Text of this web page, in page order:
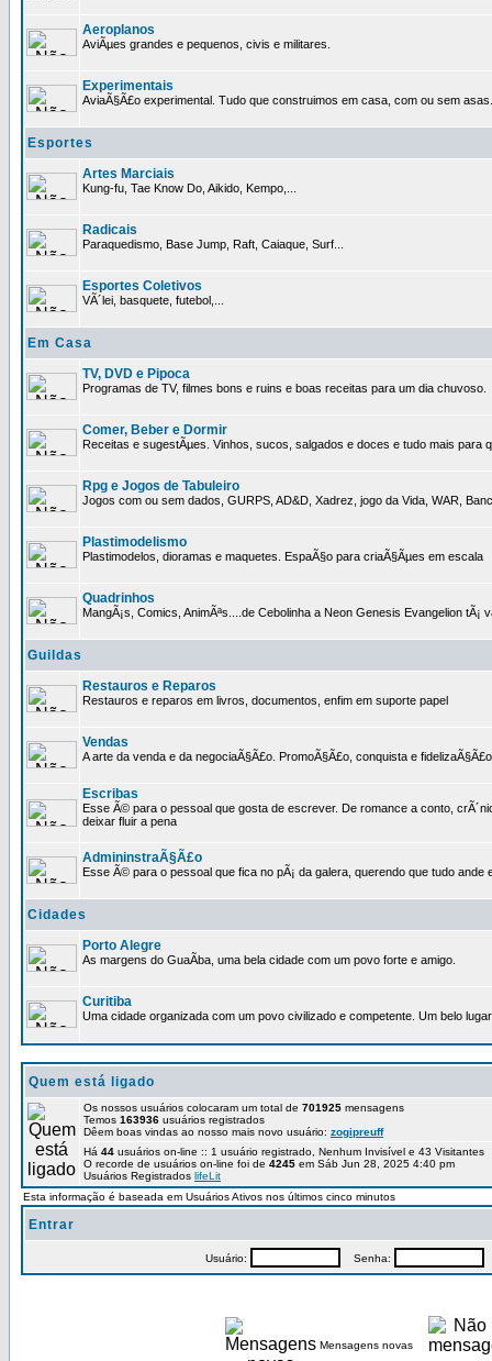
Aeroplanos
AviÃµes grandes e pequenos, civis e militares.
Experimentais
AviaÃ§Ã£o experimental. Tudo que construimos em casa, com ou sem asas.
Esportes
Artes Marciais
Kung-fu, Tae Know Do, Aikido, Kempo,...
Radicais
Paraquedismo, Base Jump, Raft, Caiaque, Surf...
Esportes Coletivos
VÃ´lei, basquete, futebol,...
Em Casa
TV, DVD e Pipoca
Programas de TV, filmes bons e ruins e boas receitas para um dia chuvoso.
Comer, Beber e Dormir
Receitas e sugestÃµes. Vinhos, sucos, salgados e doces e tudo mais para
Rpg e Jogos de Tabuleiro
Jogos com ou sem dados, GURPS, AD&D, Xadrez, jogo da Vida, WAR,
Plastimodelismo
Plastimodelos, dioramas e maquetes. EspaÃ§o para criaÃ§Ãµes em escala
Quadrinhos
MangÃ¡s, Comics, AnimÃªs....de Cebolinha a Neon Genesis Evangelion tÃ¡
Guildas
Restauros e Reparos
Restauros e reparos em livros, documentos, enfim em suporte papel
Vendas
A arte da venda e da negociaÃ§Ã£o. PromoÃ§Ã£o, conquista e
Escribas
Esse Ã© para o pessoal que gosta de escrever. De romance a conto,
deixar fluir a pena
AdmininstraÃ§Ã£o
Esse Ã© para o pessoal que fica no pÃ¡ da galera, querendo que tudo ande
Cidades
Porto Alegre
As margens do GuaÃ­ba, uma bela cidade com um povo forte e amigo.
Curitiba
Uma cidade organizada com um povo civilizado e competente. Um belo
Quem está ligado
Os nossos usuários colocaram um total de 701925 mensagens
Temos 163936 usuários registrados
Dêem boas vindas ao nosso mais novo usuário: zogipreuff
Há 44 usuários on-line :: 1 usuário registrado, Nenhum Invisível e 43
O recorde de usuários on-line foi de 4245 em Sáb Jun 28, 2025 4:40 pm
Usuários Registrados lifeLit
Esta informação é baseada em Usuários Ativos nos últimos cinco minutos
Entrar
Usuário: Senha:
Mensagens novas